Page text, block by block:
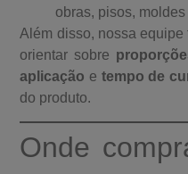
obras, pisos,
Além disso, nossa
orientar sobre
aplicação e tempo de
do produto.
Onde